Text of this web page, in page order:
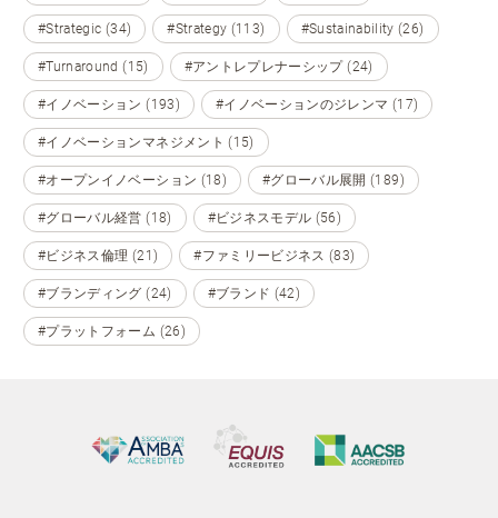
#Strategic (34) #Strategy (113) #Sustainability (26)
#Turnaround (15) #アントレプレナーシップ (24)
#イノベーション (193) #イノベーションのジレンマ (17)
#イノベーションマネジメント (15)
#オープンイノベーション (18) #グローバル展開 (189)
#グローバル経営 (18) #ビジネスモデル (56)
#ビジネス倫理 (21) #ファミリービジネス (83)
#ブランディング (24) #ブランド (42)
#プラットフォーム (26)